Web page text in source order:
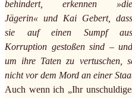
behindert, erkennen »die
Jägerin« und Kai Gebert, dass
sie auf einen Sumpf aus
Korruption gestoßen sind – und
um ihre Taten zu vertuschen,
nicht vor dem Mord an einer
Auch wenn ich „Ihr